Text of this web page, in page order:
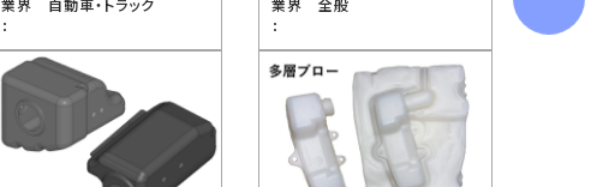
業界
：
自動車・トラック
業界
：
全般